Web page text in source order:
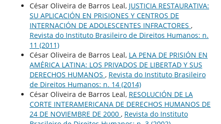
César Oliveira de Barros Leal, JUSTICIA RESTAURATIVA:
SU APLICACIÓN EN PRISIONES Y CENTROS DE
INTERNACIÓN DE ADOLESCENTES INFRACTORES ,
Revista do Instituto Brasileiro de Direitos Humanos: n.
11 (2011)
César Oliveira de Barros Leal, LA PENA DE PRISIÓN EN
AMÉRICA LATINA: LOS PRIVADOS DE LIBERTAD Y SUS
DERECHOS HUMANOS , Revista do Instituto Brasileiro
de Direitos Humanos: n. 14 (2014)
César Oliveira de Barros Leal, RESOLUCIÓN DE LA
CORTE INTERAMERICANA DE DERECHOS HUMANOS DE
24 DE NOVIEMBRE DE 2000 , Revista do Instituto